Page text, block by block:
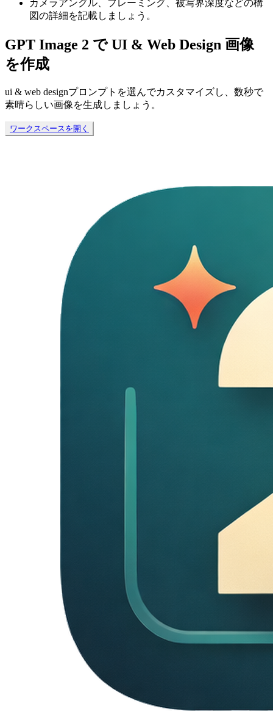
カメラアングル、フレーミング、被写界深度などの構
図の詳細を記載しましょう。
GPT Image 2 で UI & Web Design 画像
を作成
ui & web designプロンプトを選んでカスタマイズし、数秒で
素晴らしい画像を生成しましょう。
ワークスペースを開く